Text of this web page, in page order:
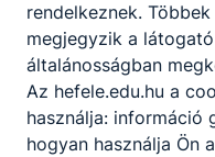
festi a
fal-, fa-,
különböző
felújítási
egyaránt.
rendelkeznek.
megjegyzik a
általánosságban
Az hefele.edu.hu a
használja: információ
hogyan használja Ön